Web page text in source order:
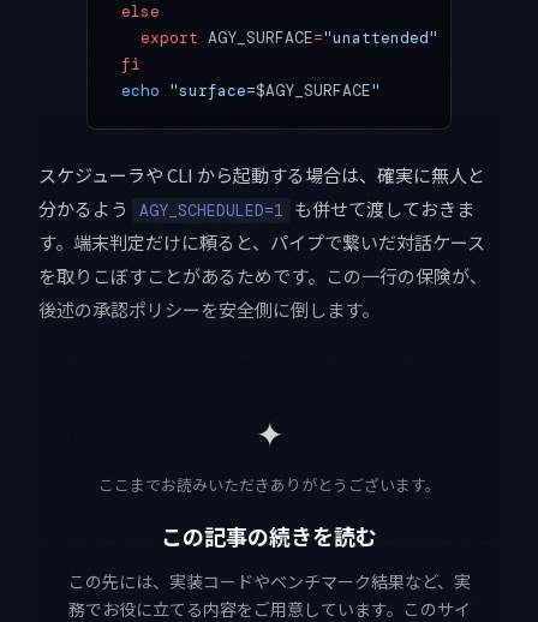
else
  export
AGY_SURFACE="unattended"
fi
echo "surface=$AGY_SURFACE"
スケジューラや CLI から起動する場合は、確実に無人と
分かるよう
AGY_SCHEDULED=1
も併せて渡しておきま
す。端末判定だけに頼ると、パイプで繋いだ対話ケース
を取りこぼすことがあるためです。この一行の保険が、
後述の承認ポリシーを安全側に倒します。
✦
ここまでお読みいただきありがとうございます。
この記事の続きを読む
この先には、実装コードやベンチマーク結果など、実
務でお役に立てる内容をご用意しています。このサイ